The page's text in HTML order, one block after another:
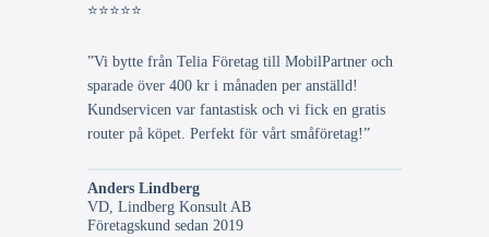
⭐⭐⭐⭐⭐
”Vi bytte från Telia Företag till MobilPartner och
sparade över 400 kr i månaden per anställd!
Kundservicen var fantastisk och vi fick en gratis
router på köpet. Perfekt för vårt småföretag!”
Anders Lindberg
VD, Lindberg Konsult AB
Företagskund sedan 2019